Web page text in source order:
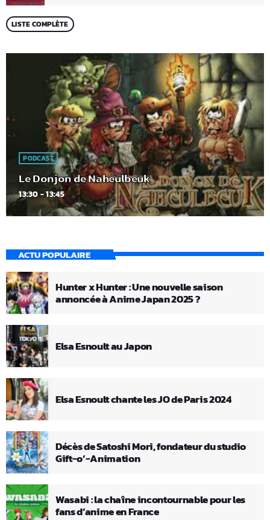
LISTE COMPLÈTE
PODCAST
Le Donjon de Naheulbeuk
13:30 - 13:45
ACTU POPULAIRE
Hunter x Hunter : Une nouvelle saison
annoncée à Anime Japan 2025 ?
Elsa Esnoult au Japon
Elsa Esnoult chante les JO de Paris 2024
Décès de Satoshi Mori, fondateur du studio
Gift-o’-Animation
Wasabi : la chaîne incontournable pour les
fans d’anime en France